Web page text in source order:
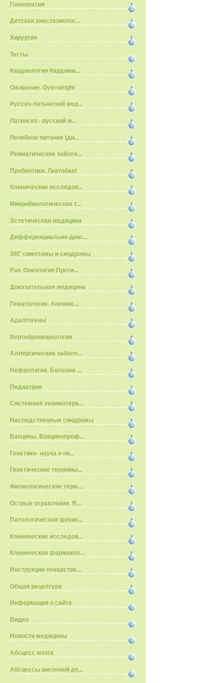
Гомеопатия
Детская анестезиолог...
Хирургия
Тесты
Кардиология Кардими...
Ожирение. Overweight
Русско-латынский мед...
Латинско - русский м...
Лечебное питание (ди...
Ревматические заболе...
Пробиотики. Лактобакт
Клинические исследов...
Микробиологическая т...
Эстетическая медицина
Дифференциально-диаг...
ЭКГ симптомы и синдромы
Рак. Онкология Проти...
Доказательная медицина
Гематология. Анемия....
Адаптогены
Вертеброневрология
Аллергические заболе...
Нефрология. Болезни ...
Педиатрия
Системная энзимотера...
Наследственные синдромы
Вакцины. Вакцинопроф...
Генетика- наука о на...
Генетические термины...
Физиологические терм...
Острые отравления. Я...
Патологическая физио...
Клинические исследов...
Клиническая фармакол...
Инструкции лекарстве...
Общая рецептура
Информация о сайте
Видео
Новости медицины
Абсцесс мозга
Абсцессы височной до...